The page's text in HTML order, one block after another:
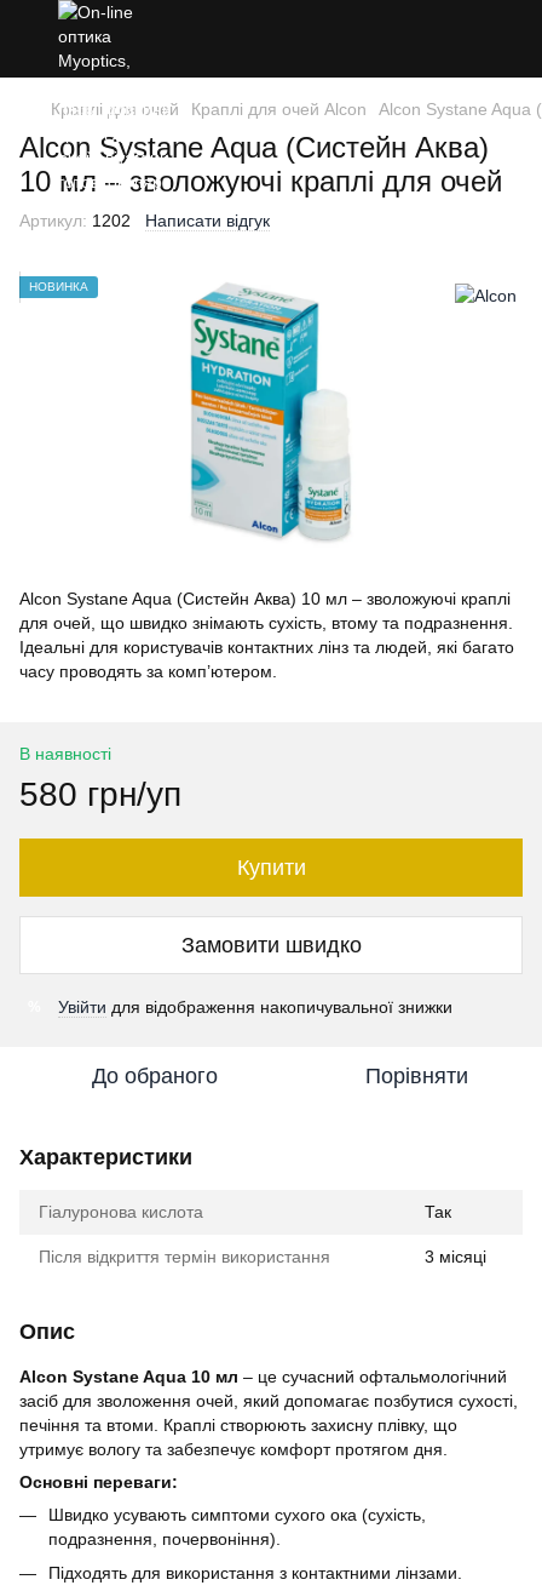
Краплі для очей Краплі для очей Alcon Alcon Systane Aqua
Alcon Systane Aqua (Систейн Аква)
10 мл – зволожуючі краплі для очей
Артикул: 1202 Написати відгук
НОВИНКА
Alcon Systane Aqua (Систейн Аква) 10 мл – зволожуючі краплі
для очей, що швидко знімають сухість, втому та подразнення.
Ідеальні для користувачів контактних лінз та людей, які багато
часу проводять за комп’ютером.
В наявності
580 грн/уп
Купити
Замовити швидко
Увійти для відображення накопичувальної знижки
До обраного Порівняти
Характеристики
Гіалуронова кислота Так
Після відкриття термін використання 3 місяці
Опис
Alcon Systane Aqua 10 мл – це сучасний офтальмологічний
засіб для зволоження очей, який допомагає позбутися сухості,
печіння та втоми. Краплі створюють захисну плівку, що
утримує вологу та забезпечує комфорт протягом дня.
Основні переваги:
Швидко усувають симптоми сухого ока (сухість,
подразнення, почервоніння).
Підходять для використання з контактними лінзами.